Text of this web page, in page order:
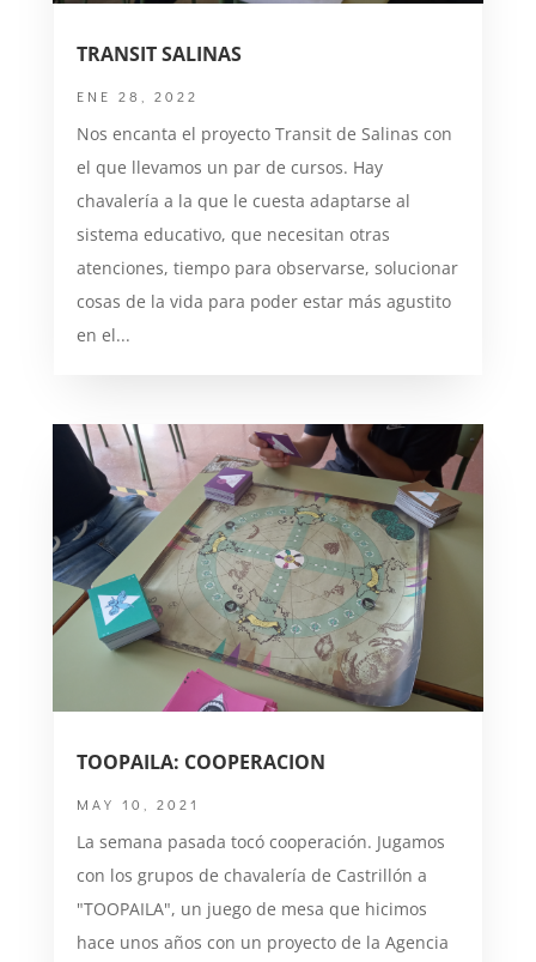
TRANSIT SALINAS
ENE 28, 2022
Nos encanta el proyecto Transit de Salinas con
el que llevamos un par de cursos. Hay
chavalería a la que le cuesta adaptarse al
sistema educativo, que necesitan otras
atenciones, tiempo para observarse, solucionar
cosas de la vida para poder estar más agustito
en el...
TOOPAILA: COOPERACION
MAY 10, 2021
La semana pasada tocó cooperación. Jugamos
con los grupos de chavalería de Castrillón a
"TOOPAILA", un juego de mesa que hicimos
hace unos años con un proyecto de la Agencia